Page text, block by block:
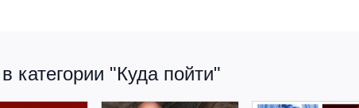
категории "Куда пойти"